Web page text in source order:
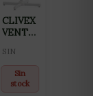
CLIVEX
VENTILADOR
PIE/PARED
40CM
SIN
Sin
stock